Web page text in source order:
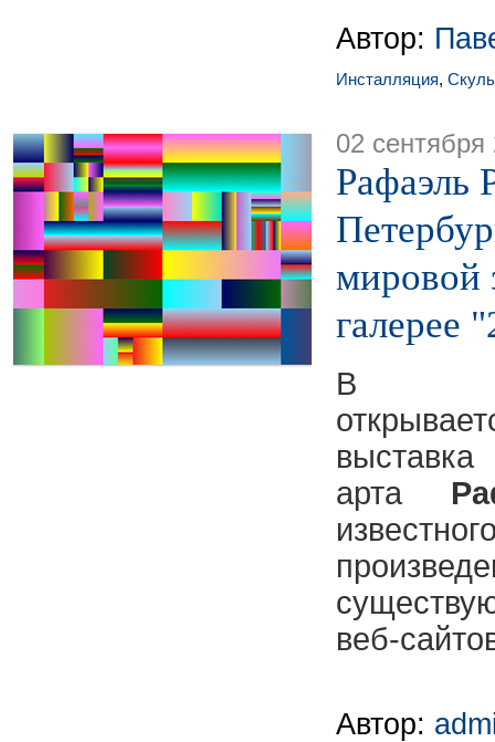
Автор:
Инсталляция,
02 сентября
Рафаэль
мировой
галерее
В
арта
веб-
Автор: